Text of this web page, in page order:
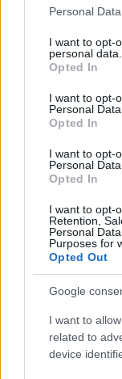
Please note that
not limited to your
grant or deny
use your data for
consent section.
Personal
I want to opt-
personal data.
Opted In
I want to opt-
Personal Data.
Opted In
I want to opt-
Personal
Opted In
I want to opt-
Retention,
Personal
Purposes for
Opted Out
Google
I want to
related to
device